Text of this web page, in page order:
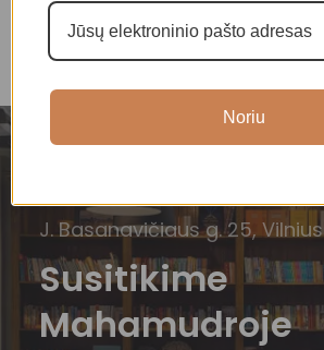
J. Basanavičiaus g. 25, Vilnius
Susitikime
Mahamudroje
Noriu